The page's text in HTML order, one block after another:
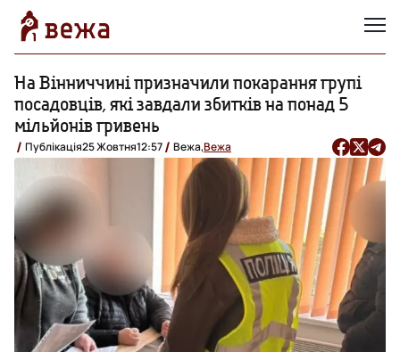
На Вінниччині призначили покарання групі
посадовців, які завдали збитків на понад 5
мільйонів гривень
Публікація25 Жовтня12:57 Вежа,Вежа